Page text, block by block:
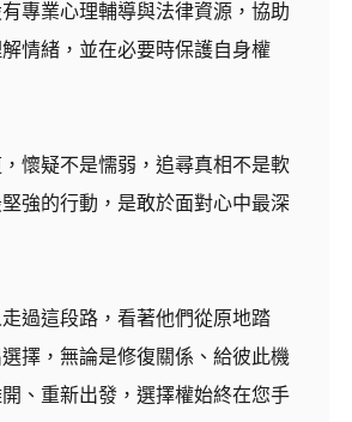
專業心理輔導與法律資源，協助
情緒，並在必要時保護自身權
懷疑不是懦弱，追尋真相不是軟
強的行動，是敢於面對心中最深
過這段路，看著他們從原地踏
擇，無論是修復關係、給彼此機
、重新出發，選擇權始終在您手